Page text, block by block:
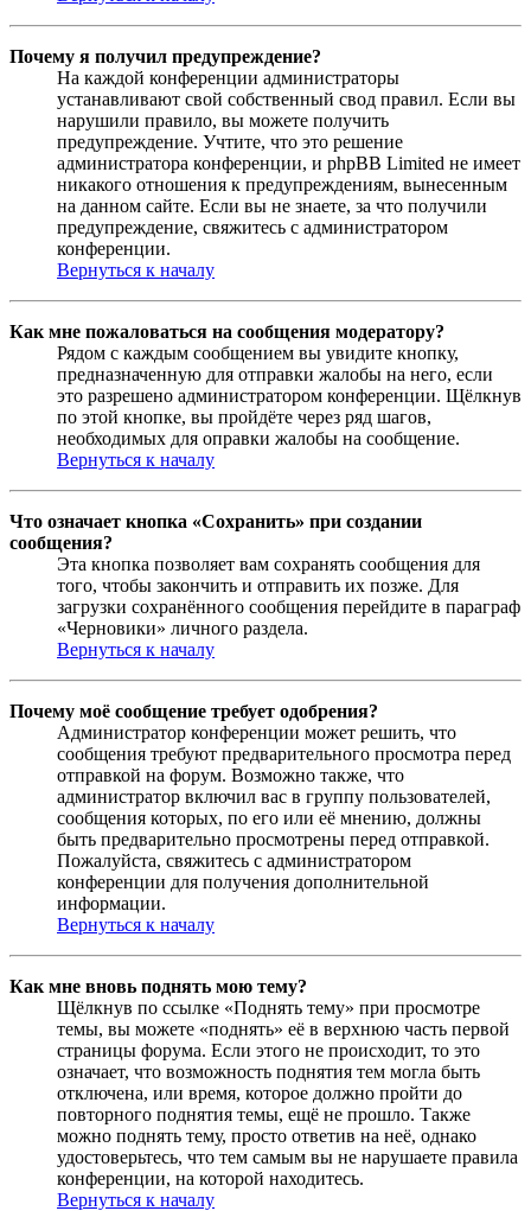
Почему я получил предупреждение?
На каждой конференции администраторы
устанавливают свой собственный свод правил. Если вы
нарушили правило, вы можете получить
предупреждение. Учтите, что это решение
администратора конференции, и phpBB Limited не имеет
никакого отношения к предупреждениям, вынесенным
на данном сайте. Если вы не знаете, за что получили
предупреждение, свяжитесь с администратором
конференции.
Вернуться к началу
Как мне пожаловаться на сообщения модератору?
Рядом с каждым сообщением вы увидите кнопку,
предназначенную для отправки жалобы на него, если
это разрешено администратором конференции. Щёлкнув
по этой кнопке, вы пройдёте через ряд шагов,
необходимых для оправки жалобы на сообщение.
Вернуться к началу
Что означает кнопка «Сохранить» при создании
сообщения?
Эта кнопка позволяет вам сохранять сообщения для
того, чтобы закончить и отправить их позже. Для
загрузки сохранённого сообщения перейдите в параграф
«Черновики» личного раздела.
Вернуться к началу
Почему моё сообщение требует одобрения?
Администратор конференции может решить, что
сообщения требуют предварительного просмотра перед
отправкой на форум. Возможно также, что
администратор включил вас в группу пользователей,
сообщения которых, по его или её мнению, должны
быть предварительно просмотрены перед отправкой.
Пожалуйста, свяжитесь с администратором
конференции для получения дополнительной
информации.
Вернуться к началу
Как мне вновь поднять мою тему?
Щёлкнув по ссылке «Поднять тему» при просмотре
темы, вы можете «поднять» её в верхнюю часть первой
страницы форума. Если этого не происходит, то это
означает, что возможность поднятия тем могла быть
отключена, или время, которое должно пройти до
повторного поднятия темы, ещё не прошло. Также
можно поднять тему, просто ответив на неё, однако
удостоверьтесь, что тем самым вы не нарушаете правила
конференции, на которой находитесь.
Вернуться к началу